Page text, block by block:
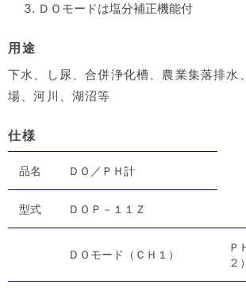
ＤＯモードは塩分補正機能付
用途
下水、し尿、合併浄化槽、農業集落排水
場、河川、湖沼等
仕様
品名 ＤＯ／ＰＨ計
型式 ＤＯＰ－１１Ｚ
ＤＯモード（ＣＨ１）
Ｐ
２）